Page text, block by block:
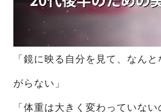
「鏡に映る自分を見て、なん
がらない」
「体重は大きく変わっていな